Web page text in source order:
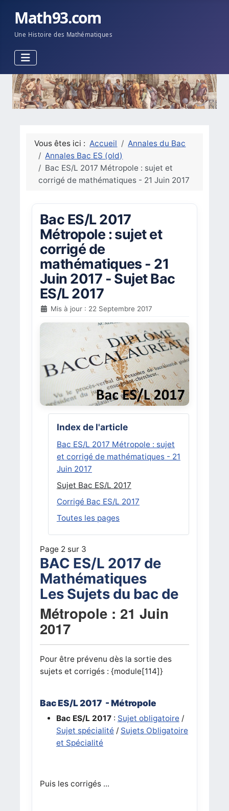
Math93.com
Une Histoire des Mathématiques
Vous êtes ici : Accueil
Annales du Bac
Annales Bac ES (old)
Bac ES/L 2017 Métropole : sujet et
corrigé de mathématiques - 21 Juin 2017
Bac ES/L 2017
Métropole : sujet et
corrigé de
mathématiques - 21
Juin 2017 - Sujet Bac
ES/L 2017
Mis à jour : 22 Septembre 2017
Index de l'article
Bac ES/L 2017 Métropole : sujet
et corrigé de mathématiques - 21
Juin 2017
Sujet Bac ES/L 2017
Corrigé Bac ES/L 2017
Toutes les pages
Page 2 sur 3
BAC ES/L 2017 de
Mathématiques
Les Sujets du bac de
Métropole : 21 Juin
2017
Pour être prévenu dès la sortie des
sujets et corrigés : {module[114]}
Bac ES/L 2017 - Métropole
Bac ES/L 2017: Sujet obligatoire /
Sujet spécialité / Sujets Obligatoire
et Spécialité
Puis les corrigés ...